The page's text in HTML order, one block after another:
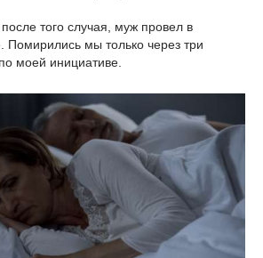
того случая, муж провел в
Помирились мы только через три
моей инициативе.